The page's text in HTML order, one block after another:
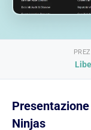
Ninjas